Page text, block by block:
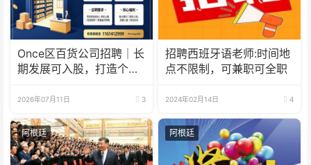
Once区百货公司招聘｜长
期发展可入股，打造个人
2026年07月11日 3
招聘西班牙语老师:时间地
点不限制，可兼职可全职
2024年02月14日 4
阿根廷 阿根廷